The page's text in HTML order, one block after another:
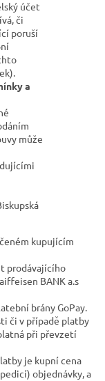
účet
či
poruší
a
může
kupujícím
prodávajícího
BANK a.s
brány GoPay.
či v případě platby
při převzetí
je kupní cena
objednávky, a